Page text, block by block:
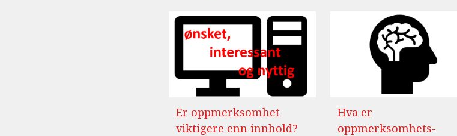
Er oppmerksomhet
viktigere enn innhold?
Hva er
oppmerksomhets-